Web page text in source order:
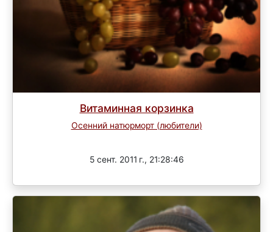
Витаминная корзинка
Осенний натюрморт (любители)
5 сент. 2011 г., 21:28:46